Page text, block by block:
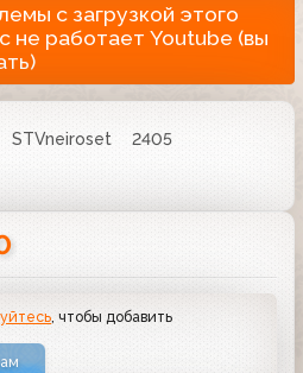
с загрузкой этого
не работает Youtube (вы
STVneiroset
2405
, чтобы добавить